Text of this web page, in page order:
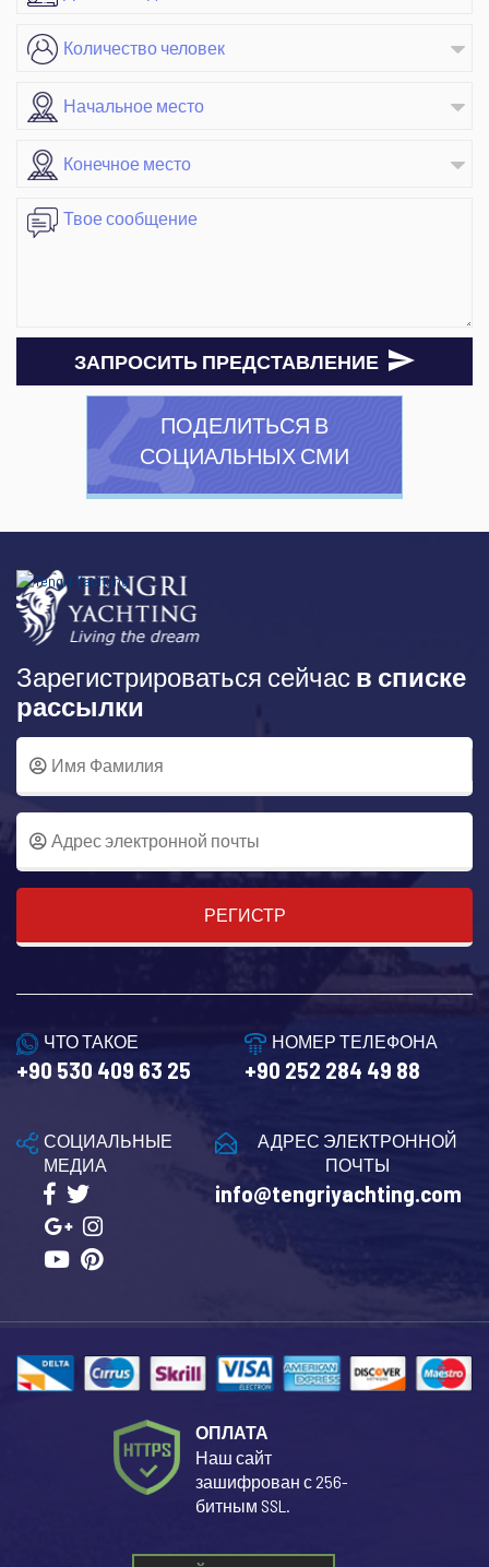
ЗАПРОСИТЬ ПРЕДСТАВЛЕНИЕ
ПОДЕЛИТЬСЯ В
СОЦИАЛЬНЫХ СМИ
Зарегистрироваться сейчас в списке
рассылки
РЕГИСТР
ЧТО ТАКОЕ
+90 530 409 63 25
НОМЕР ТЕЛЕФОНА
+90 252 284 49 88
АДРЕС ЭЛЕКТРОННОЙ
ПОЧТЫ
info@tengriyachting.com
СОЦИАЛЬНЫЕ
МЕДИА
ОПЛАТА
Наш сайт
зашифрован с 256-
битным SSL.